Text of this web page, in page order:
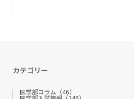
カテゴリー
医学部コラム（46）